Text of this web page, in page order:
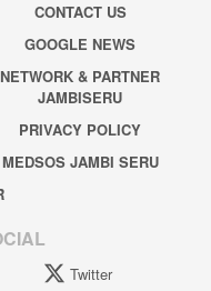
CONTACT US
GOOGLE NEWS
NETWORK & PARTNER
JAMBISERU
PRIVACY POLICY
MEDSOS JAMBI SERU
Twitter